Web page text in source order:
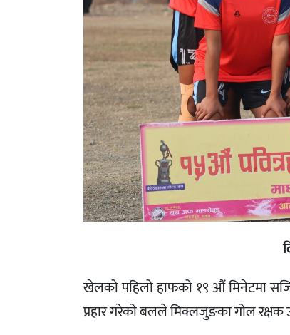
खेलको पहिलो हाफको १९ औं मिनेटमा
प्रहार गरेको बलले मिक्लजुङका गोल रक्षक